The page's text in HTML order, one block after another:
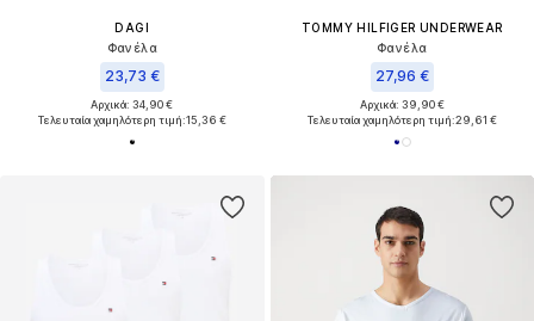
DAGI
Φανέλα
23,73 €
Αρχικά: 34,90 €
Τελευταία χαμηλότερη τιμή:15,36 €
TOMMY HILFIGER UNDERWEAR
Φανέλα
27,96 €
Αρχικά: 39,90 €
Τελευταία χαμηλότερη τιμή:29,61 €